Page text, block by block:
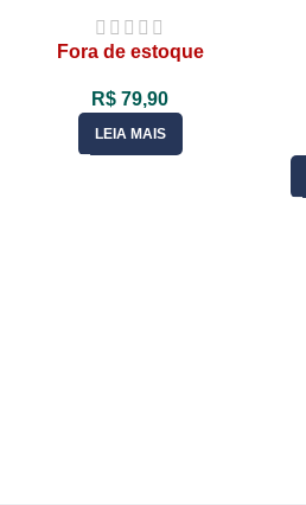
Fora de estoque
R$ 79,90
LEIA MAIS